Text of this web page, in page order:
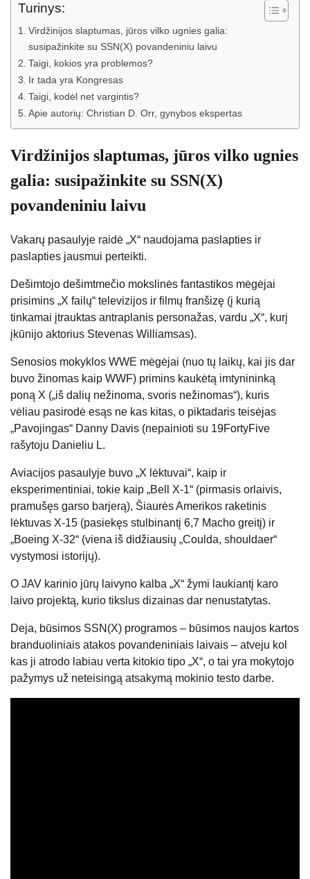
Turinys:
Virdžinijos slaptumas, jūros vilko ugnies galia:
susipažinkite su SSN(X) povandeniniu laivu
Taigi, kokios yra problemos?
Ir tada yra Kongresas
Taigi, kodėl net vargintis?
Apie autorių: Christian D. Orr, gynybos ekspertas
Virdžinijos slaptumas, jūros vilko ugnies
galia: susipažinkite su SSN(X)
povandeniniu laivu
Vakarų pasaulyje raidė „X“ naudojama paslapties ir
paslapties jausmui perteikti.
Dešimtojo dešimtmečio mokslinės fantastikos mėgėjai
prisimins „X failų“ televizijos ir filmų franšizę (į kurią
tinkamai įtrauktas antraplanis personažas, vardu „X“, kurį
įkūnijo aktorius Stevenas Williamsas).
Senosios mokyklos WWE mėgėjai (nuo tų laikų, kai jis dar
buvo žinomas kaip WWF) primins kaukėtą imtynininką
poną X („iš dalių nežinoma, svoris nežinomas“), kuris
vėliau pasirodė esąs ne kas kitas, o piktadaris teisėjas
„Pavojingas“ Danny Davis (nepainioti su 19FortyFive
rašytoju Danieliu L.
Aviacijos pasaulyje buvo „X lėktuvai“, kaip ir
eksperimentiniai, tokie kaip „Bell X-1“ (pirmasis orlaivis,
pramušęs garso barjerą), Šiaurės Amerikos raketinis
lėktuvas X-15 (pasiekęs stulbinantį 6,7 Macho greitį) ir
„Boeing X-32“ (viena iš didžiausių „Coulda, shouldaer“
vystymosi istorijų).
O JAV karinio jūrų laivyno kalba „X“ žymi laukiantį karo
laivo projektą, kurio tikslus dizainas dar nenustatytas.
Deja, būsimos SSN(X) programos – būsimos naujos kartos
branduoliniais atakos povandeniniais laivais – atveju kol
kas ji atrodo labiau verta kitokio tipo „X“, o tai yra mokytojo
pažymys už neteisingą atsakymą mokinio testo darbe.